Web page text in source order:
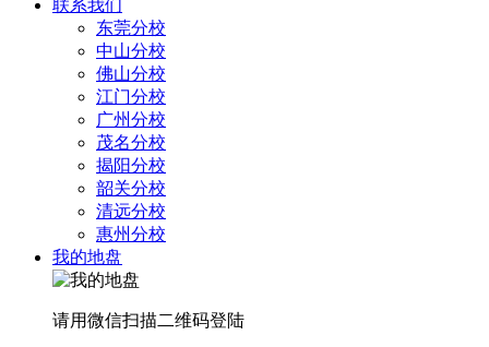
联系我们
东莞分校
中山分校
佛山分校
江门分校
广州分校
茂名分校
揭阳分校
韶关分校
清远分校
惠州分校
我的地盘
请用微信扫描二维码登陆